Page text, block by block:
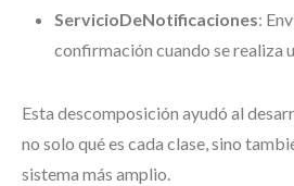
ServicioDeNotificaciones:
confirmación cuando se realiza
Esta descomposición ayudó al
no solo qué es cada clase, sino
sistema más amplio.